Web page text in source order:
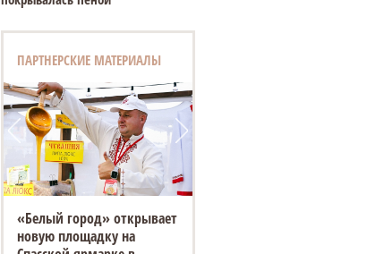
ПАРТНЕРСКИЕ МАТЕРИАЛЫ
«Белый город» открывает
новую площадку на